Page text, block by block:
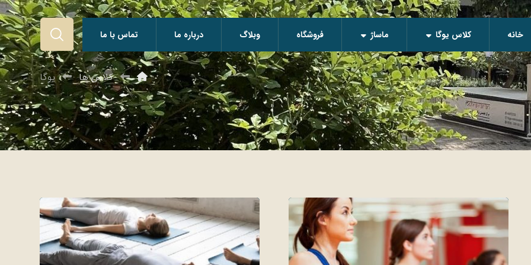
خانه کلاس یوگا ماساژ فروشگاه وبلاگ درباره ما تماس با ما
کلاس ها یوگا